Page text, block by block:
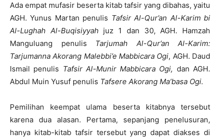
Ada empat mufasir beserta kitab tafsir yang dibahas, yaitu
AGH. Yunus Martan penulis Tafsir Al-Qur’an Al-Karim bi
Al-Lughah Al-Buqisiyyah juz 1 dan 30, AGH. Hamzah
Manguluang penulis Tarjumah Al-Qur’an Al-Karim:
Tarjumanna Akorang Malebbi’e Mabbicara Ogi, AGH. Daud
Ismail penulis Tafsir Al-Munir Mabbicara Ogi, dan AGH.
Abdul Muin Yusuf penulis Tafsere Akorang Ma’basa Ogi.
Pemilihan keempat ulama beserta kitabnya tersebut
karena dua alasan. Pertama, sepanjang penelusuran,
hanya kitab-kitab tafsir tersebut yang dapat diakses di